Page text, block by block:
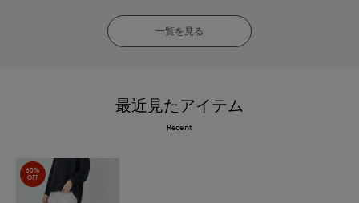
一覧を見る
最近見たアイテム
Recent
60%
OFF